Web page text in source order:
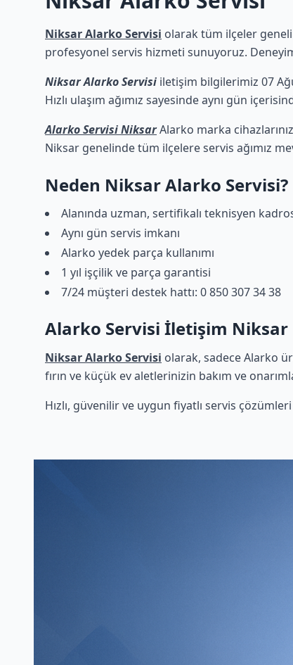
Niksar Alarko Servisi olarak tüm ilçeler
profesyonel servis hizmeti sunuyoruz.
Niksar Alarko Servisi iletişim bilgilerimiz 07
Hızlı ulaşım ağımız sayesinde aynı gün
Alarko Servisi NiksarAlarko marka
Niksar genelinde tüm ilçelere servis ağımız
Neden Niksar Alarko Servisi?
Alanında uzman, sertifikalı teknisyen
Aynı gün servis imkanı
Alarko yedek parça kullanımı
1 yıl işçilik ve parça garantisi
7/24 müşteri destek hattı: 0 850 307 34 38
Alarko Servisi İletişim Niksar
Niksar Alarko Servisi olarak, sadece Alarko
fırın ve küçük ev aletlerinizin bakım ve
Hızlı, güvenilir ve uygun fiyatlı servis